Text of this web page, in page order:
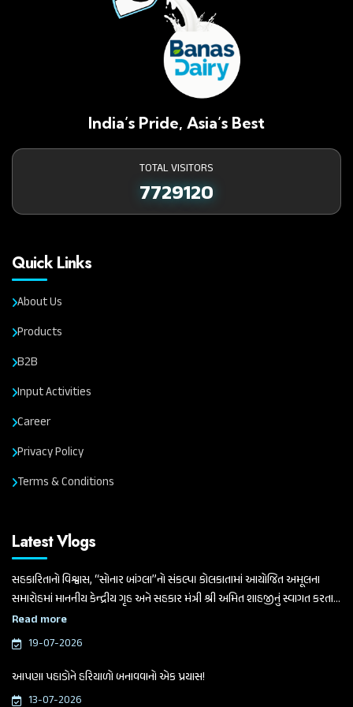
India’s Pride, Asia’s Best
TOTAL VISITORS
7729120
Quick Links
About Us
Products
B2B
Input Activities
Career
Privacy Policy
Terms & Conditions
Latest Vlogs
સહકારિતાનો વિશ્વાસ, “સોનાર બાંગ્લા”નો સંકલ્પ। કોલકાતામાં આયોજિત અમૂલના
સમારોહમાં માનનીય કેન્દ્રીય ગૃહ અને સહકાર મંત્રી શ્રી અમિત શાહજીનું સ્વાગત કરતા
ગુજરાત વિધાનસભાના માનનીય અધ્યક્ષ અને બનાસ ડેરીના ચેરમેન શ્રી શંકરભાઈ
ચૌધરી
Read more
19-07-2026
આપણા પહાડોને હરિયાળો બનાવવાનો એક પ્રયાસ!
13-07-2026